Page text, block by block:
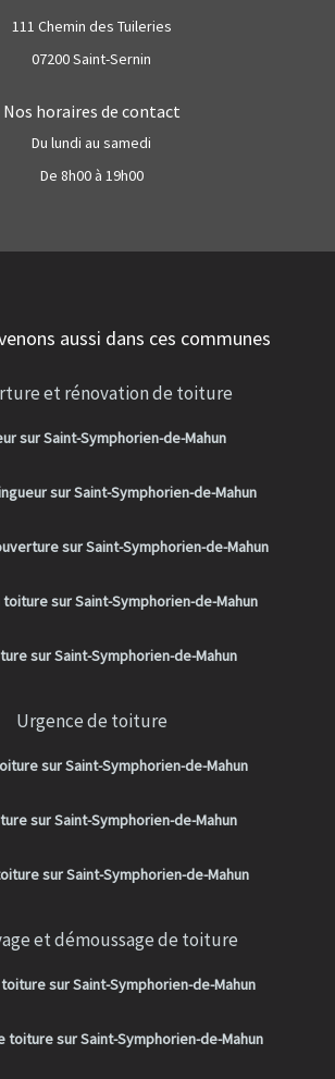
111 Chemin des Tuileries
07200 Saint-Sernin
Nos horaires de contact
Du lundi au samedi
De 8h00 à 19h00
aussi dans ces communes
et rénovation de toiture
sur Saint-Symphorien-de-Mahun
sur Saint-Symphorien-de-Mahun
sur Saint-Symphorien-de-Mahun
sur Saint-Symphorien-de-Mahun
sur Saint-Symphorien-de-Mahun
Urgence de toiture
sur Saint-Symphorien-de-Mahun
sur Saint-Symphorien-de-Mahun
sur Saint-Symphorien-de-Mahun
et démoussage de toiture
sur Saint-Symphorien-de-Mahun
toiture sur Saint-Symphorien-de-Mahun